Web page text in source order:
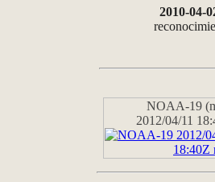
2010-04-
NOAA-19
2012/04/11